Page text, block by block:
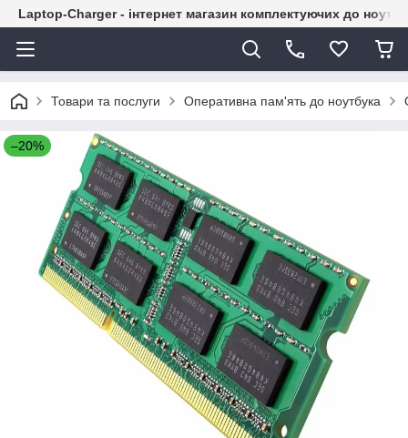
Laptop-Charger - інтернет магазин комплектуючих до
Товари та послуги Оперативна пам'ять до ноутбука
–20%